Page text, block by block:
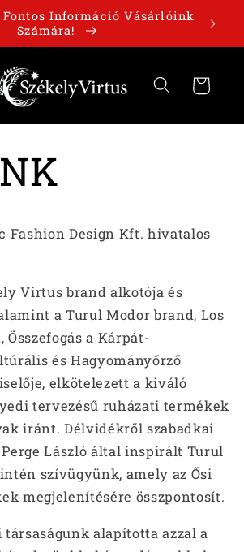
Fontos Információ Vásárlóink
Számára!
Kosár
Fashion Design Kft. hivatalos
Virtus brand alkotója és
a Turul Modor brand, Los
Összefogás a Kárpát-
és Hagyományőrző
elkötelezett a kiváló
tervezésű ruházati termékek
iránt. Délvidékről szabadkai
László által inspirált Turul
szívügyünk, amely az Ősi
megjelenítésére összpontosít.
társaságunk alapította azzal a